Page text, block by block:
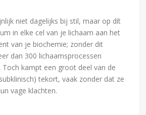
niet dagelijks bij stil, maar op dít
in elke cel van je lichaam aan het
van je biochemie; zonder dit
dan 300 lichaamsprocessen
Toch kampt een groot deel van de
tekort, vaak zonder dat ze
vage klachten.